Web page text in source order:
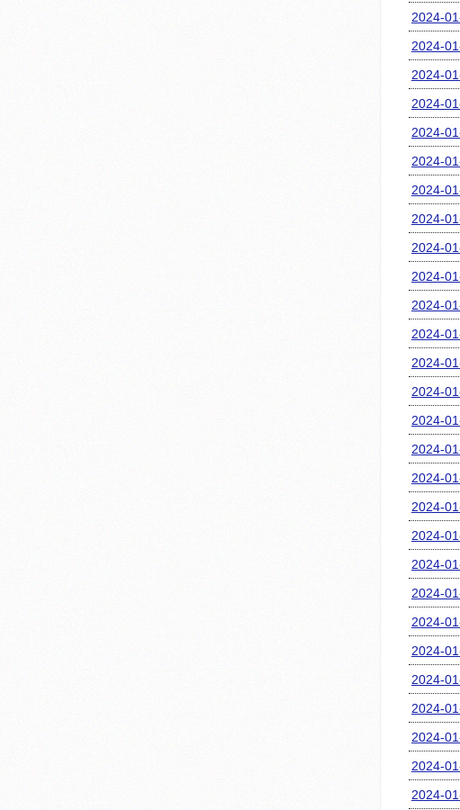
2024-
2024-
2024-
2024-
2024-
2024-
2024-
2024-
2024-
2024-
2024-
2024-
2024-
2024-
2024-
2024-
2024-
2024-
2024-
2024-
2024-
2024-
2024-
2024-
2024-
2024-
2024-
2024-